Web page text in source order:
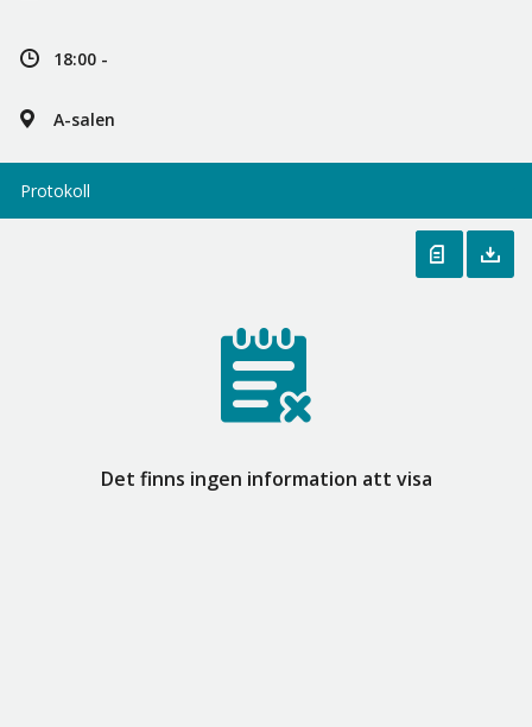
18:00 -
A-salen
Protokoll
Det finns ingen information att visa